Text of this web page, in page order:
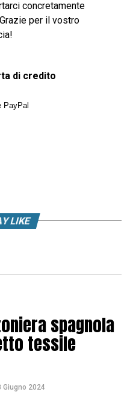
concretamente
per il vostro
di credito
LIKE
spagnola
tessile
Giugno 2024